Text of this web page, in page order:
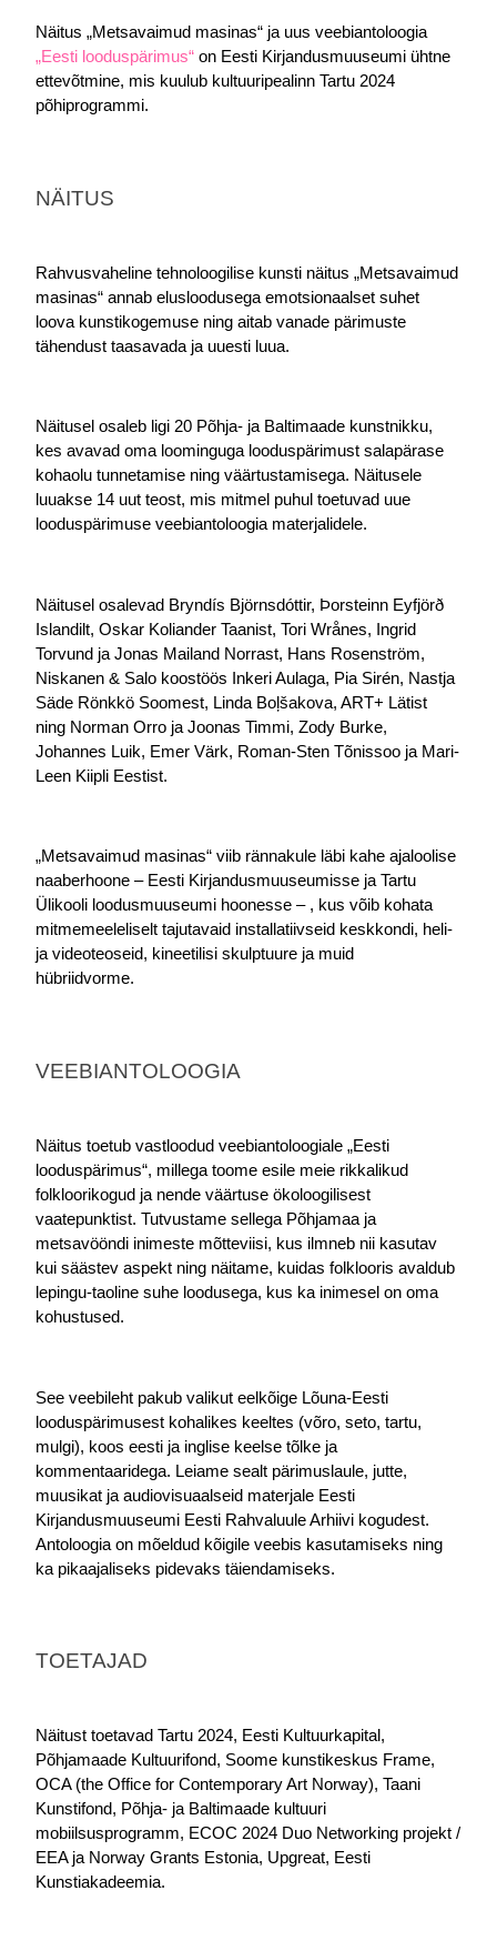
Näitus „Metsavaimud masinas“ ja uus veebiantoloogia
„Eesti looduspärimus“ on Eesti Kirjandusmuuseumi ühtne
ettevõtmine, mis kuulub kultuuripealinn Tartu 2024
põhiprogrammi.
NÄITUS
Rahvusvaheline tehnoloogilise kunsti näitus „Metsavaimud
masinas“ annab elusloodusega emotsionaalset suhet
loova kunstikogemuse ning aitab vanade pärimuste
tähendust taasavada ja uuesti luua.
Näitusel osaleb ligi 20 Põhja- ja Baltimaade kunstnikku,
kes avavad oma loominguga looduspärimust salapärase
kohaolu tunnetamise ning väärtustamisega. Näitusele
luuakse 14 uut teost, mis mitmel puhul toetuvad uue
looduspärimuse veebiantoloogia materjalidele.
Näitusel osalevad Bryndís Björnsdóttir, Þorsteinn Eyfjörð
Islandilt, Oskar Koliander Taanist, Tori Wrånes, Ingrid
Torvund ja Jonas Mailand Norrast, Hans Rosenström,
Niskanen & Salo koostöös Inkeri Aulaga, Pia Sirén, Nastja
Säde Rönkkö Soomest, Linda Boļšakova, ART+ Lätist
ning Norman Orro ja Joonas Timmi, Zody Burke,
Johannes Luik, Emer Värk, Roman-Sten Tõnissoo ja Mari-
Leen Kiipli Eestist.
„Metsavaimud masinas“ viib rännakule läbi kahe ajaloolise
naaberhoone – Eesti Kirjandusmuuseumisse ja Tartu
Ülikooli loodusmuuseumi hoonesse – , kus võib kohata
mitmemeeleliselt tajutavaid installatiivseid keskkondi, heli-
ja videoteoseid, kineetilisi skulptuure ja muid
hübriidvorme.
VEEBIANTOLOOGIA
Näitus toetub vastloodud veebiantoloogiale „Eesti
looduspärimus“, millega toome esile meie rikkalikud
folkloorikogud ja nende väärtuse ökoloogilisest
vaatepunktist. Tutvustame sellega Põhjamaa ja
metsavööndi inimeste mõtteviisi, kus ilmneb nii kasutav
kui säästev aspekt ning näitame, kuidas folklooris avaldub
lepingu-taoline suhe loodusega, kus ka inimesel on oma
kohustused.
See veebileht pakub valikut eelkõige Lõuna-Eesti
looduspärimusest kohalikes keeltes (võro, seto, tartu,
mulgi), koos eesti ja inglise keelse tõlke ja
kommentaaridega. Leiame sealt pärimuslaule, jutte,
muusikat ja audiovisuaalseid materjale Eesti
Kirjandusmuuseumi Eesti Rahvaluule Arhiivi kogudest.
Antoloogia on mõeldud kõigile veebis kasutamiseks ning
ka pikaajaliseks pidevaks täiendamiseks.
TOETAJAD
Näitust toetavad Tartu 2024, Eesti Kultuurkapital,
Põhjamaade Kultuurifond, Soome kunstikeskus Frame,
OCA (the Office for Contemporary Art Norway), Taani
Kunstifond, Põhja- ja Baltimaade kultuuri
mobiilsusprogramm, ECOC 2024 Duo Networking projekt /
EEA ja Norway Grants Estonia, Upgreat, Eesti
Kunstiakadeemia.